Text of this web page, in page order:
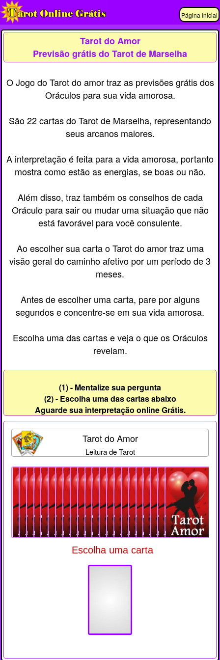
Página Inicial
Tarot do Amor
Previsão grátis do Tarot de Marselha
O Jogo do Tarot do amor traz as previsões grátis dos
Oráculos para sua vida amorosa.
São 22 cartas do Tarot de Marselha, representando
seus arcanos maiores.
A interpretação é feita para a vida amorosa, portanto
mostra como estão as energias, se boas ou não.
Além disso, traz também os conselhos de cada
Oráculo para sair ou mudar uma situação que não
está favorável para você consulente.
Ao escolher sua carta o Tarot do amor traz uma
visão geral do caminho afetivo por um período de 3
meses.
Antes de escolher uma carta, pare por alguns
segundos e concentre-se em sua vida amorosa.
Escolha uma das cartas e veja o que os Oráculos
revelam.
(1) - Mentalize sua pergunta
(2) - Escolha uma das cartas abaixo
Aguarde sua interpretação online Grátis.
Tarot do Amor
Leitura de Tarot
Escolha uma carta